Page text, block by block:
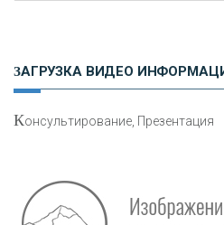
ЗАГРУЗКА ВИДЕО
Консультирование, Презентация